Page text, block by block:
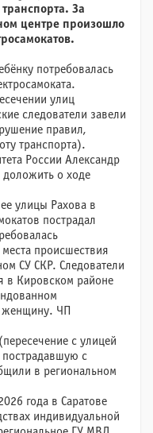
За
центре произошло
потребовалась
улиц
следователи завели
правил,
транспорта).
России Александр
о ходе
улицы Рахова в
пострадал
происшествия
СУ СКР. Следователи
в Кировском районе
женщину. ЧП
с улицей
с
в региональном
года в Саратове
индивидуальной